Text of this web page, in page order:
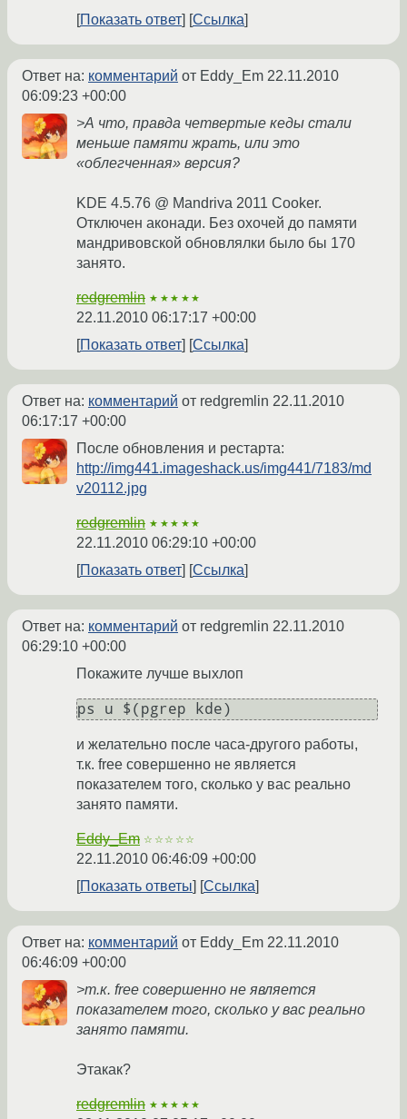
Показать ответ
Ссылка
Ответ на: комментарий от Eddy_Em 22.11.2010
06:09:23 +00:00
>А что, правда четвертые кеды стали
меньше памяти жрать, или это
«облегченная» версия?
KDE 4.5.76 @ Mandriva 2011 Cooker.
Отключен аконади. Без охочей до памяти
мандривовской обновлялки было бы 170
занято.
redgremlin ★★★★★
22.11.2010 06:17:17 +00:00
Показать ответ
Ссылка
Ответ на: комментарий от redgremlin 22.11.2010
06:17:17 +00:00
После обновления и рестарта:
http://img441.imageshack.us/img441/7183/md
v20112.jpg
redgremlin ★★★★★
22.11.2010 06:29:10 +00:00
Показать ответ
Ссылка
Ответ на: комментарий от redgremlin 22.11.2010
06:29:10 +00:00
Покажите лучше выхлоп
и желательно после часа-другого работы,
т.к. free совершенно не является
показателем того, сколько у вас реально
занято памяти.
Eddy_Em ☆☆☆☆☆
22.11.2010 06:46:09 +00:00
Показать ответы
Ссылка
Ответ на: комментарий от Eddy_Em 22.11.2010
06:46:09 +00:00
>т.к. free совершенно не является
показателем того, сколько у вас реально
занято памяти.
Этакак?
redgremlin ★★★★★